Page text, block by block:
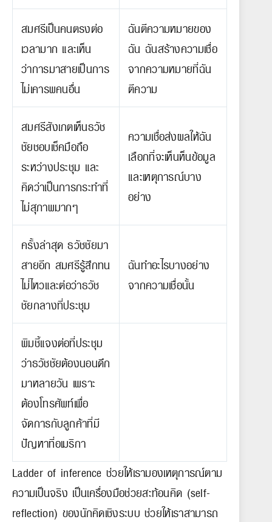
สมศรีเป็นคนตรงต่อ
เวลามาก และเห็น
ว่าการมาสายเป็นการ
ไม่เคารพคนอื่น
ฉันตีความหมายของ
ฉัน ฉันสร้างความเชื่อ
จากความหมายที่ฉัน
ตีความ
สมศรีสังเกตเห็นธวัช
ชัยชอบเช็คมือถือ
ระหว่างประชุม และ
คิดว่าเป็นการกระทำที่
ไม่สุภาพมากๆ
ความเชื่อส่งผลให้ฉัน
เลือกที่จะเห็นห็นข้อมูล
และเหตุการณ์บาง
อย่าง
ครั้งล่าสุด ธวัชชัยมา
สายอีก สมศรีรู้สึกทน
ไม่่ไหวและต่อว่าธวัช
ชัยกลางที่ประชุม
ฉันทำอะไรบางอย่าง
จากความเชื่อนั้น
พิมชี้แจงต่อที่ประชุม
ว่าธวัชชัยต้องนอนดึก
มาหลายวัน เพราะ
ต้องโทรศัพท์เพื่อ
จัดการกับลูกค้าที่มี
ปัญหาที่อเมริกา
Ladder of inference ช่วยให้เรามองเหตุการณ์ตาม
ความเป็นจริง เป็นเครื่องมือช่วยสะท้อนคิด (self-
reflection) ของนักคิดเชิงระบบ ช่วยให้เราสามารถ